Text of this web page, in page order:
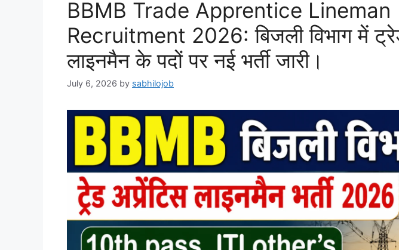
BBMB Trade Apprentice Lineman
Recruitment 2026: बिजली विभाग में
लाइनमैन के पदों पर नई भर्ती जारी।
July 6, 2026 by sabhilojob